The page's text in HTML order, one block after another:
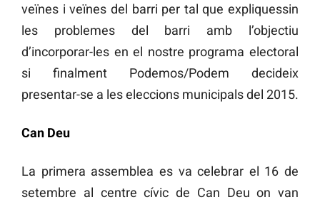
veïnes i veïnes del barri per tal que expliquessin
les problemes del barri amb l’objectiu
d’incorporar-les en el nostre programa electoral
si finalment Podemos/Podem decideix
presentar-se a les eleccions municipals del 2015.
Can Deu
La primera assemblea es va celebrar el 16 de
setembre al centre cívic de Can Deu on van